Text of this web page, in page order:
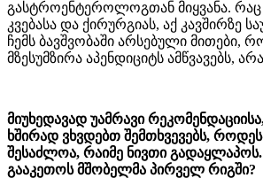
გასტროენტეროლოგთან მიყვანა. რაც
კვებასა და ქირურგიას, აქ კავშირზე
ჩემს ბავშვობაში არსებული მითები,
მზესუმზირა აპენდიციტს ამწვავებს,
მიუხედავად უამრავი
ხშირად ვხვდებთ შემთხვევებს,
შესაძლოა, რაიმე ნივთი
გააკეთოს მშობელმა პირველ რიგში?